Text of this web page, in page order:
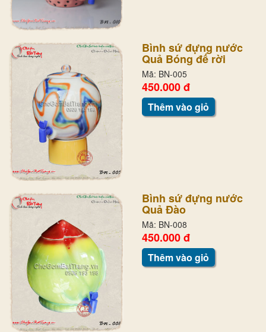
Bình sứ đựng nước
Quả Bóng đế rời
Mã: BN-005
450.000 đ
Thêm vào giỏ
Bình sứ đựng nước
Quả Đào
Mã: BN-008
450.000 đ
Thêm vào giỏ